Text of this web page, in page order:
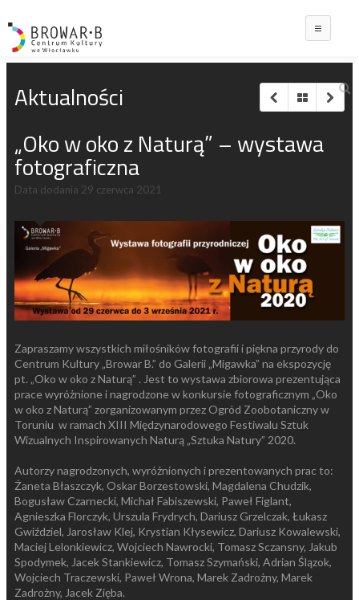
Aktualności
„Oko w oko z Naturą” – wystawa
fotograficzna
Data dodania 29 czerwca 2021
Zapraszamy wszystkich miłośników fotografii i piękna przyrody do
Centrum Kultury „Browar B.” do Galerii „Migawka” na ekspozycję
pt. „Oko w oko z Naturą” . Jest to wystawa zbiorowa prezentująca
prace wyróżnione i nagrodzone w konkursie fotograficznym „Oko
w oko z Naturą” zorganizowanym przez Ogród Zoobotaniczny w
Toruniu w ramach XIII Międzynarodowego Festiwalu Sztuk
Wizualnych Inspirowanych Naturą „Sztuka Natury” 2020.
Autorzy nagrodzonych, wyróżnionych i prezentowanych prac to:
Żaneta Błaszczyk, Oskar Borzestowski, Magdalena Chudzik,
Bogusław Czarnecki, Michał Fabiszewski, Paweł Figlant,
Agnieszka Florczyk, Urszula Frydrych, Dariusz Grzelczak, Łukasz
Gwiździel, Jarosław Klej, Krystian Kłysewicz, Dariusz Kowalewski,
Maciej Lelonkiewicz, Wojciech Nawrocki, Tomasz Sczansny, Jakub
Spodymek, Jacek Stankiewicz, Tomasz Szymański, Adrian Ślązok,
Wojciech Traczewski, Paweł Wrona, Marek Zadrożny, Marek
Zadrożny, Jacek Zięba.